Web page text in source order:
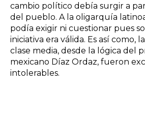
cambio político debía surgir a
del pueblo. A la oligarquía
podía exigir ni cuestionar pues
iniciativa era válida. Es así como,
clase media, desde la lógica del
mexicano Díaz Ordaz, fueron
intolerables.